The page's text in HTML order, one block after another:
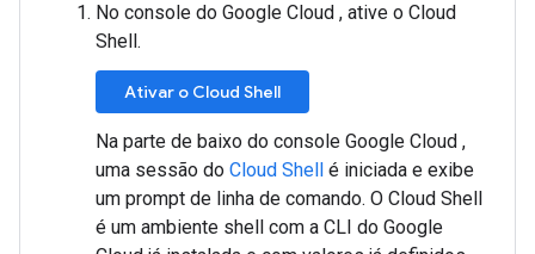
No console do Google Cloud , ative o Cloud
Shell.
Ativar o Cloud Shell
Na parte de baixo do console Google Cloud ,
uma sessão do Cloud Shell é iniciada e exibe
um prompt de linha de comando. O Cloud Shell
é um ambiente shell com a CLI do Google